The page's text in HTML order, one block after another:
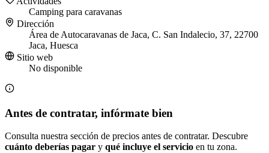
Camping para caravanas
Dirección
Área de Autocaravanas de Jaca, C. San Indalecio, 37, 22700
Jaca, Huesca
Sitio web
No disponible
Antes de contratar, infórmate bien
Consulta nuestra sección de precios antes de contratar. Descubre
cuánto deberías pagar y qué incluye el servicio en tu zona.